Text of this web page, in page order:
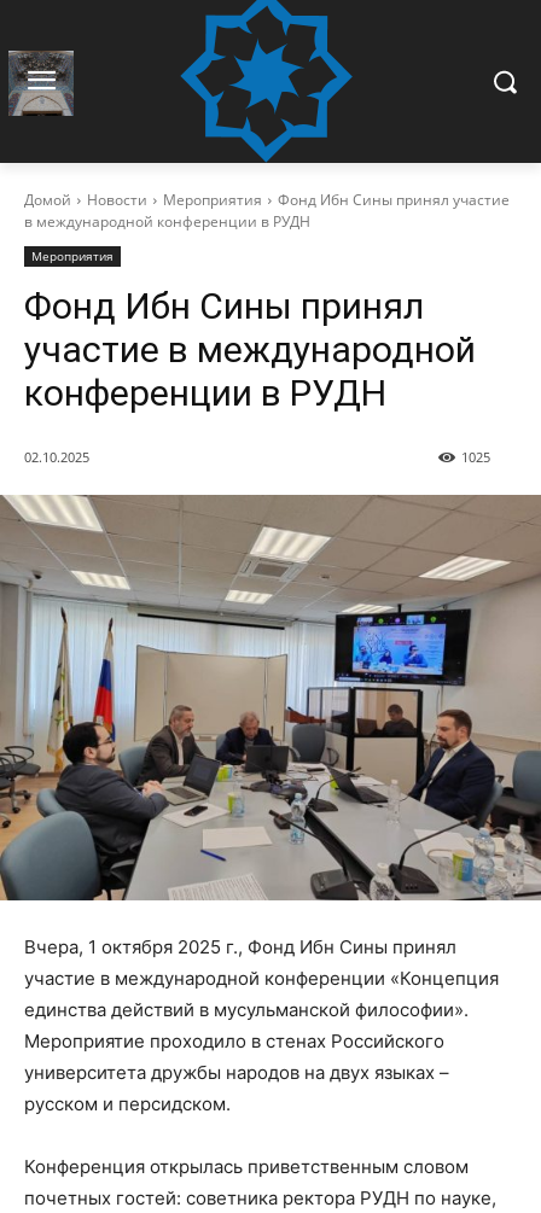
Домой Новости Мероприятия
Фонд Ибн Сины принял участие
в международной конференции в РУДН
Мероприятия
Фонд Ибн Сины принял
участие в международной
конференции в РУДН
02.10.2025 1025
Вчера, 1 октября 2025 г., Фонд Ибн Сины принял
участие в международной конференции «Концепция
единства действий в мусульманской философии».
Мероприятие проходило в стенах Российского
университета дружбы народов на двух языках –
русском и персидском.
Конференция открылась приветственным словом
почетных гостей: советника ректора РУДН по науке,